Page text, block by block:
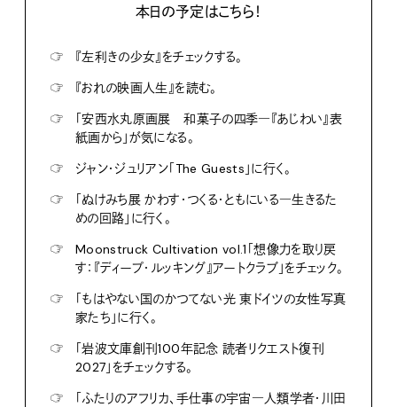
本日の予定はこちら！
☞
『左利きの少女』をチェックする。
☞
『おれの映画人生』を読む。
☞
「安西水丸原画展 和菓子の四季―『あじわい』表
紙画から」が気になる。
☞
ジャン・ジュリアン「The Guests」に行く。
☞
「ぬけみち展 かわす・つくる・ともにいる―生きるた
めの回路」に行く。
☞
Moonstruck Cultivation vol.1「想像力を取り戻
す：『ディープ・ルッキング』アートクラブ」をチェック。
☞
「もはやない国のかつてない光 東ドイツの女性写真
家たち」に行く。
☞
「岩波文庫創刊100年記念 読者リクエスト復刊
2027」をチェックする。
☞
「ふたりのアフリカ、手仕事の宇宙―人類学者・川田